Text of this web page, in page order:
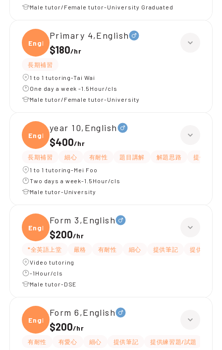
Male tutor/Female tutor-University Graduated
Engli
Primary 4,English
$180/hr
長期補習
1 to 1 tutoring-Tai Wai
One day a week -1.5Hour/cls
Male tutor/Female tutor-University
Engli
year 10,English
$400/hr
長期補習 細心 有耐性 題目講解 解題思路
提供練習
1 to 1 tutoring-Mei Foo
Two days a week-1.5Hour/cls
Male tutor-University
Engli
Form 3,English
$200/hr
*全英語上堂 嚴格 有耐性 細心 提供筆記
提供練習
Video tutoring
-1Hour/cls
Male tutor-DSE
Engli
Form 6,English
$200/hr
有耐性 有愛心 細心 提供筆記 提供練習題/試題